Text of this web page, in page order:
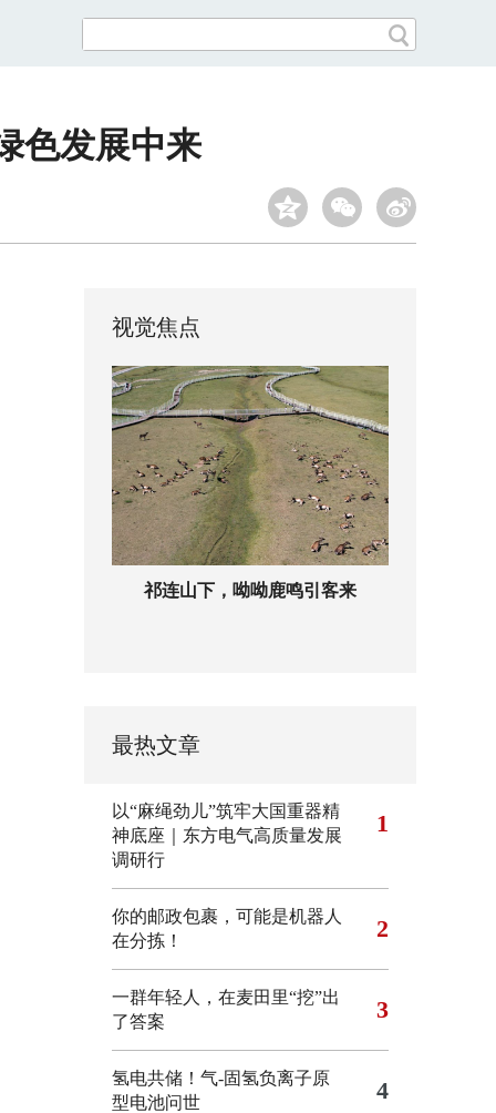
色发展中来
视觉焦点
祁连山下，呦呦鹿鸣引客来
最热文章
以“麻绳劲儿”筑牢大国重器精
神底座｜东方电气高质量发展
调研行
1
你的邮政包裹，可能是机器人
在分拣！
2
一群年轻人，在麦田里“挖”出
了答案
3
氢电共储！气-固氢负离子原
型电池问世
4